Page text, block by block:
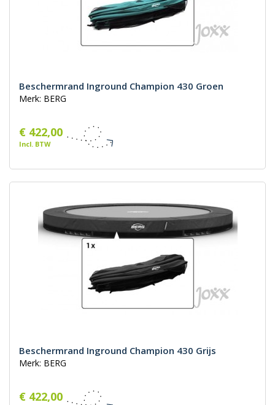
Beschermrand Inground Champion 430 Groen
Merk: BERG
€ 422,00
Incl. BTW
Beschermrand Inground Champion 430 Grijs
Merk: BERG
€ 422,00